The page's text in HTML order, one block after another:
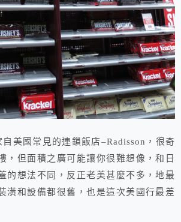
國常見的連鎖飯店–Radisson，很奇
，但面積之廣可能讓你很難想像，和日
的想法不同，反正老美甚麼不多，地最
潢和設備都很舊，也是這次美國行最差